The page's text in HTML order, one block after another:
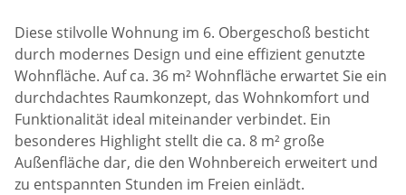
Diese stilvolle Wohnung im 6. Obergeschoß besticht
durch modernes Design und eine effizient genutzte
Wohnfläche. Auf ca. 36 m² Wohnfläche erwartet Sie ein
durchdachtes Raumkonzept, das Wohnkomfort und
Funktionalität ideal miteinander verbindet. Ein
besonderes Highlight stellt die ca. 8 m² große
Außenfläche dar, die den Wohnbereich erweitert und
zu entspannten Stunden im Freien einlädt.